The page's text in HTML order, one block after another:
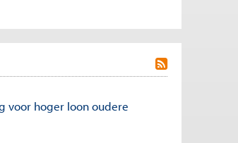
voor hoger loon oudere